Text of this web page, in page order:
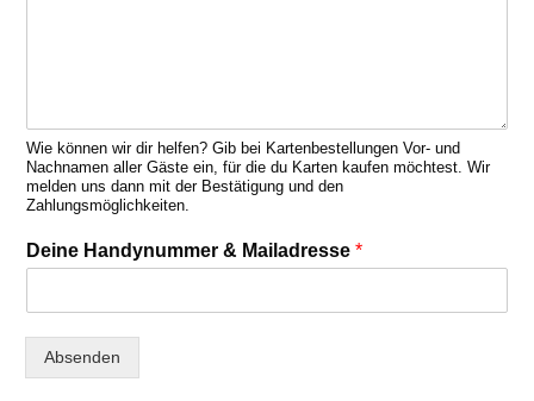
Wie können wir dir helfen? Gib bei Kartenbestellungen Vor- und
Nachnamen aller Gäste ein, für die du Karten kaufen möchtest. Wir
melden uns dann mit der Bestätigung und den
Zahlungsmöglichkeiten.
Deine Handynummer & Mailadresse*
Absenden